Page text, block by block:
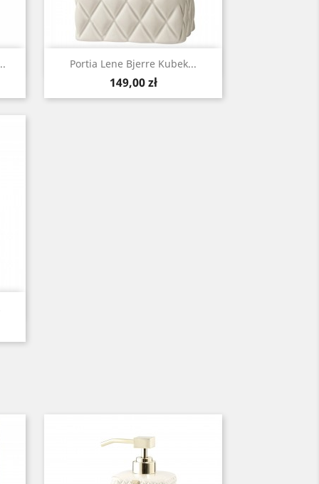
Portia Lene Bjerre Kubek...
Cena
149,00 zł
 Szybki podgląd